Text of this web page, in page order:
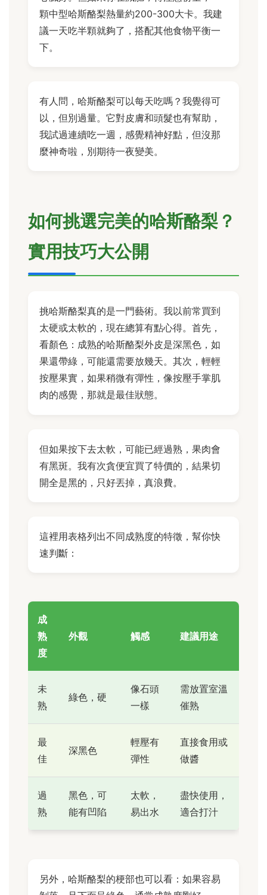
顆中型哈斯酪梨熱量約200-300大卡。我建
議一天吃半顆就夠了，搭配其他食物平衡一
下。
有人問，哈斯酪梨可以每天吃嗎？我覺得可
以，但別過量。它對皮膚和頭髮也有幫助，
我試過連續吃一週，感覺精神好點，但沒那
麼神奇啦，別期待一夜變美。
如何挑選完美的哈斯酪梨？
實用技巧大公開
挑哈斯酪梨真的是一門藝術。我以前常買到
太硬或太軟的，現在總算有點心得。首先，
看顏色：成熟的哈斯酪梨外皮是深黑色，如
果還帶綠，可能還需要放幾天。其次，輕輕
按壓果實，如果稍微有彈性，像按壓手掌肌
肉的感覺，那就是最佳狀態。
但如果按下去太軟，可能已經過熟，果肉會
有黑斑。我有次貪便宜買了特價的，結果切
開全是黑的，只好丟掉，真浪費。
這裡用表格列出不同成熟度的特徵，幫你快
速判斷：
成
熟
度
外觀 觸感 建議用途
未
熟
綠色，硬
像石頭
一樣
需放置室溫
催熟
最
佳
深黑色
輕壓有
彈性
直接食用或
做醬
過
熟
黑色，可
能有凹陷
太軟，
易出水
盡快使用，
適合打汁
另外，哈斯酪梨的梗部也可以看：如果容易